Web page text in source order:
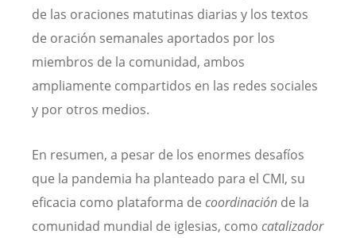
de las oraciones matutinas diarias y los textos
de oración semanales aportados por los
miembros de la comunidad, ambos
ampliamente compartidos en las redes sociales
y por otros medios.
En resumen, a pesar de los enormes desafíos
que la pandemia ha planteado para el CMI, su
eficacia como plataforma de coordinación de la
comunidad mundial de iglesias, como catalizador